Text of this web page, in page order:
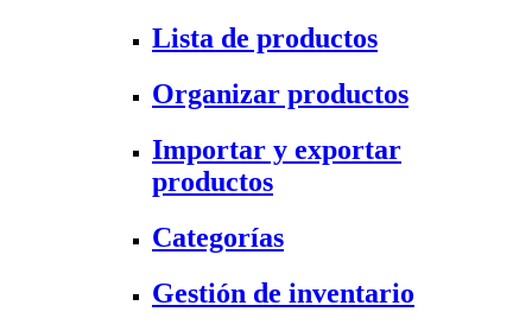
Lista de productos
Organizar productos
Importar y exportar
productos
Categorías
Gestión de inventario